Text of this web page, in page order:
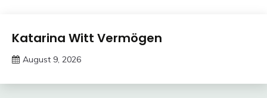
Trends
Katarina Witt Vermögen
August 9, 2026
Meme